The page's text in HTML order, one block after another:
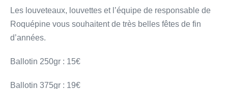
Les louveteaux, louvettes et l’équipe de responsable de
Roquépine vous souhaitent de très belles fêtes de fin
d’années.
Ballotin 250gr : 15€
Ballotin 375gr : 19€